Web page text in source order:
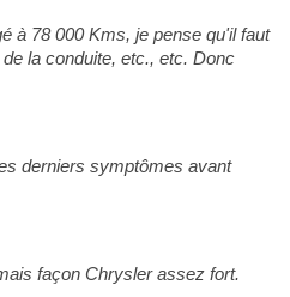
à 78 000 Kms, je pense qu'il faut
la conduite, etc., etc. Donc
derniers symptômes avant
façon Chrysler assez fort.